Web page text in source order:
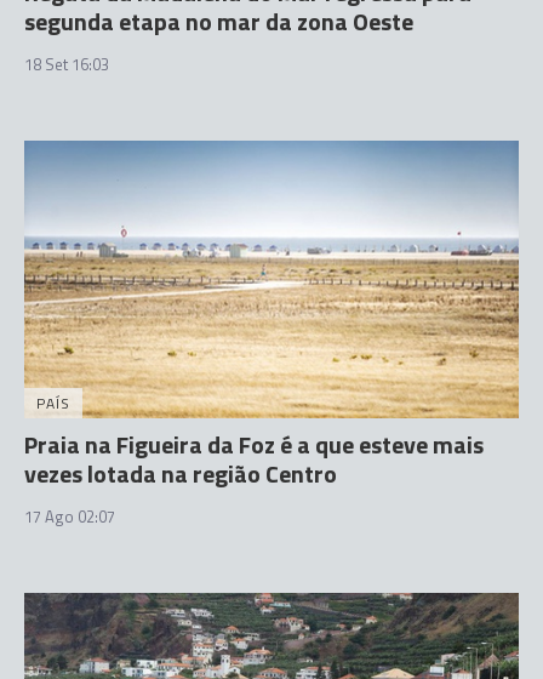
segunda etapa no mar da zona Oeste
18 Set 16:03
PAÍS
Praia na Figueira da Foz é a que esteve mais
vezes lotada na região Centro
17 Ago 02:07